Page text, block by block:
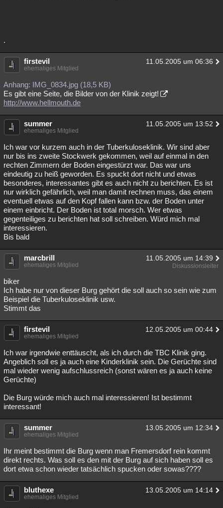
.
firstevil 11.05.2005 um 06:36
ehemaliges Mitglied
Anhang: IMG_0834.jpg (18,5 KB)
Es gibt eine Seite, die Bilder von der Klinik zeigt!
http://www.hellmouth.de
summer 11.05.2005 um 13:52
ehemaliges Mitglied
Ich war vor kurzem auch in der Tuberkuloseklinik. Wir sind aber
nur bis ins zweite Stockwerk gekommen, weil auf einmal in den
rechten Zimmern der Boden eingestürzt war. Das war uns
eindeutig zu heiß geworden. Es spuckt dort nicht und etwas
besonderes, interessantes gibt es auch nicht zu berichten. Es ist
nur wirklich gefährlich, weil man damit rechnen muss, das einem
eventuell etwas auf den Kopf fallen kann bzw. der Boden unter
einem einbricht. Der Boden ist total morsch. Wer etwas
gegenteiliges zu berichten hat soll schreiben. Würd mich mal
interessieren.
Bis bald
marcbrill 11.05.2005 um 14:39
ehemaliges Mitglied Diskussionsleiter
biker
Ich habe nur von dieser Burg gehört die soll auch so sein wie zum
Beispiel die Tuberkuloseklinik usw.
Stimmt das
firstevil 12.05.2005 um 00:44
ehemaliges Mitglied
Ich war irgendwie enttäuscht, als ich durch die TBC Klinik ging.
Angeblich soll es ja auch eine Kinderklinik sein. Die Gerüchte sind
mal wieder wenig aufschlussreich (sonst wären es ja auch keine
Gerüchte)
Die Burg würde mich auch mal interessieren! Ist bestimmt
interessant!
summer 13.05.2005 um 12:34
ehemaliges Mitglied
Ihr meint bestimmt die Burg wenn man Fremersdorf rein kommt
direkt rechts. Was soll es den mit der Burg auf sich haben soll es
dort etwa schon wieder tatsächlich spucken oder sowas????
bluthexe 13.05.2005 um 14:14
ehemaliges Mitglied